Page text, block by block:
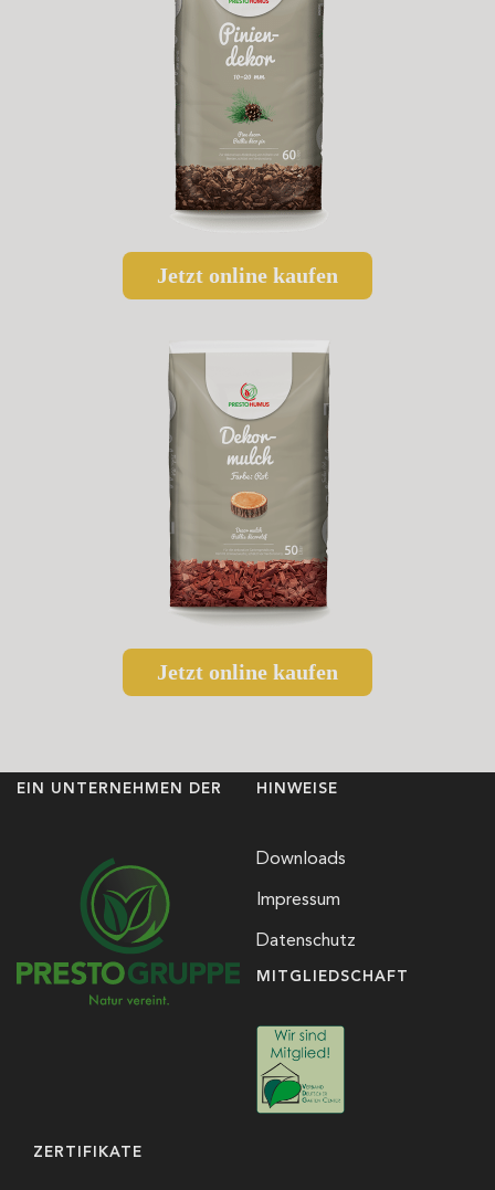
Jetzt online kaufen
Jetzt online kaufen
EIN UNTERNEHMEN DER HINWEISE
Downloads
Impressum
Datenschutz
MITGLIEDSCHAFT
ZERTIFIKATE